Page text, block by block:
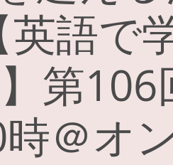
語で
第106
＠オ